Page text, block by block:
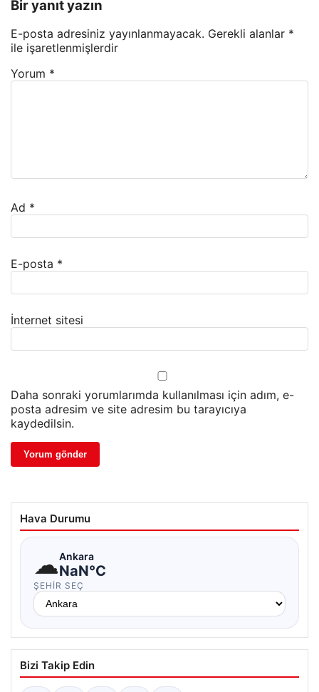
Bir yanıt yazın
E-posta adresiniz yayınlanmayacak. Gerekli alanlar *
ile işaretlenmişlerdir
Yorum *
Ad *
E-posta *
İnternet sitesi
Daha sonraki yorumlarımda kullanılması için adım, e-
posta adresim ve site adresim bu tarayıcıya
kaydedilsin.
Hava Durumu
☁Ankara
NaN°C
ŞEHIR SEÇ
Bizi Takip Edin